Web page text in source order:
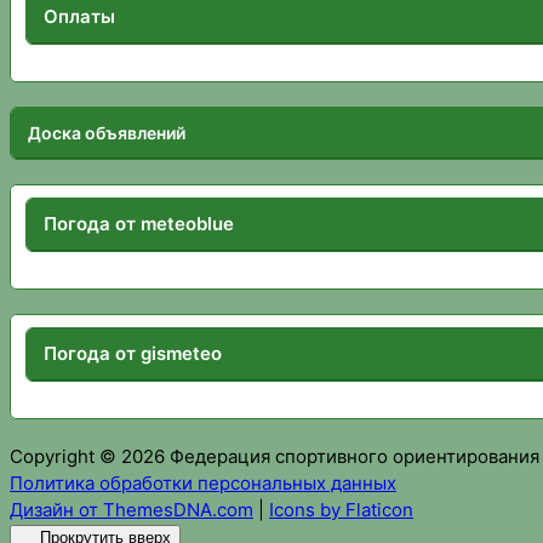
Оплаты
Доска объявлений
Погода от meteoblue
Погода от gismeteo
Copyright © 2026 Федерация спортивного
Политика обработки персональных данных
Дизайн от ThemesDNA.com
Icons by Flaticon
Прокрутить вверх